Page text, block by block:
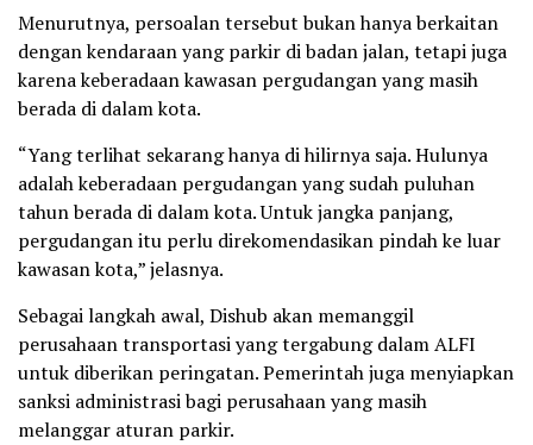
Menurutnya, persoalan tersebut bukan hanya berkaitan
dengan kendaraan yang parkir di badan jalan, tetapi juga
karena keberadaan kawasan pergudangan yang masih
berada di dalam kota.
“Yang terlihat sekarang hanya di hilirnya saja. Hulunya
adalah keberadaan pergudangan yang sudah puluhan
tahun berada di dalam kota. Untuk jangka panjang,
pergudangan itu perlu direkomendasikan pindah ke luar
kawasan kota,” jelasnya.
Sebagai langkah awal, Dishub akan memanggil
perusahaan transportasi yang tergabung dalam ALFI
untuk diberikan peringatan. Pemerintah juga menyiapkan
sanksi administrasi bagi perusahaan yang masih
melanggar aturan parkir.